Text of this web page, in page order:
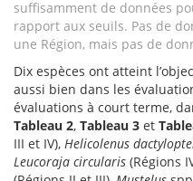
suffisamment de données
rapport aux seuils. Pas de
une Région, mais pas de
Dix espèces ont atteint
aussi bien dans les
évaluations à court terme,
Tableau 2, Tableau 3 et
III et IV), Helicolenus
Leucoraja circularis (Régions